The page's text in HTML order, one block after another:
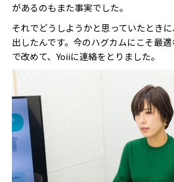
があるのもまた事実でした。
それでどうしようかと思っていたとき
出したんです。今のハグカムにこそ最
で改めて、Yoiiに連絡をとりました。